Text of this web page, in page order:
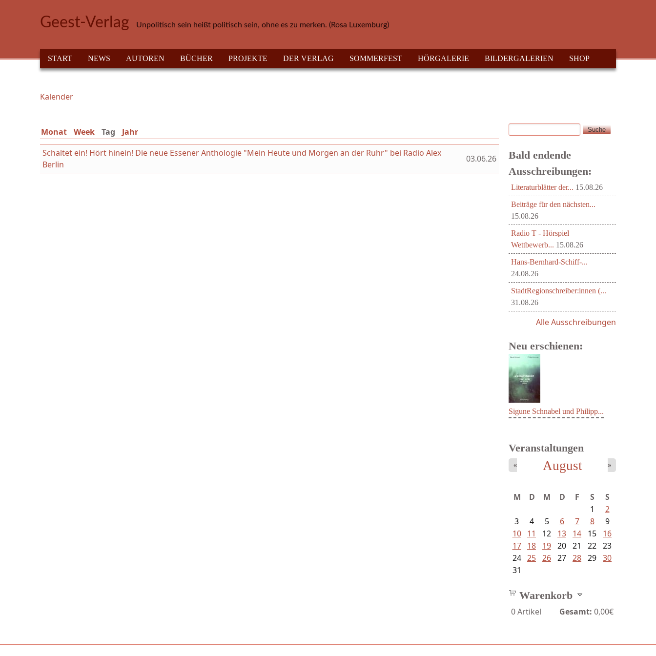
Geest-Verlag Unpolitisch sein heißt politisch sein, ohne es zu merken. (Rosa Luxemburg)
HAUPTMENÜ
START NEWS AUTOREN BÜCHER PROJEKTE DER VERLAG SOMMERFEST HÖRGALERIE BILDERGALERIEN SHOP
Sie sind hier
Kalender
Monat Week Tag (aktiver Reiter)
Jahr
Schaltet ein! Hört hinein! Die neue Essener Anthologie "Mein Heute und Morgen an der Ruhr" bei Radio Alex
Berlin
03.06.26
Suchformular
Suche
Bald endende
Ausschreibungen:
Literaturblätter der... 15.08.26
Beiträge für den nächsten...
15.08.26
Radio T - Hörspiel
Wettbewerb... 15.08.26
Hans-Bernhard-Schiff-...
24.08.26
StadtRegionschreiber:innen (...
31.08.26
Alle Ausschreibungen
Neu erschienen:
Sigune Schnabel und Philipp...
Veranstaltungen
August
« »
M D M D F S
S
1
2
3
4 5 6 7 8
9
10
11 12 13 14 15
16
17
18 19 20 21 22 23
24 25 26 27 28 29 30
31
Warenkorb
0Artikel Gesamt: 0,00€